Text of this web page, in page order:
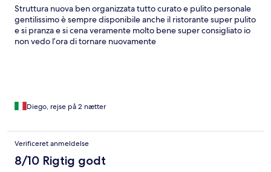
Struttura nuova ben organizzata tutto curato e pulito personale
gentilissimo è sempre disponibile anche il ristorante super pulito
e si pranza e si cena veramente molto bene super consigliato io
non vedo l’ora di tornare nuovamente
Diego, rejse på 2 nætter
Verificeret anmeldelse
8/10 Rigtig godt